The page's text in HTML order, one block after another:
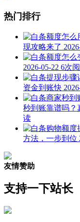
热门排行
现攻略来了
2026-05-22 6次
资金到账快
秒到账靠谱吗？
读
方法，一步到位
友情赞助
支持一下站长